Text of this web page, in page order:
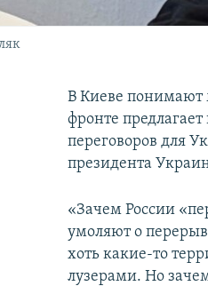
В Киеве понимают
фронте
переговоров для
президента
«Зачем России
умоляют о
хоть какие-то
лузерами. Но